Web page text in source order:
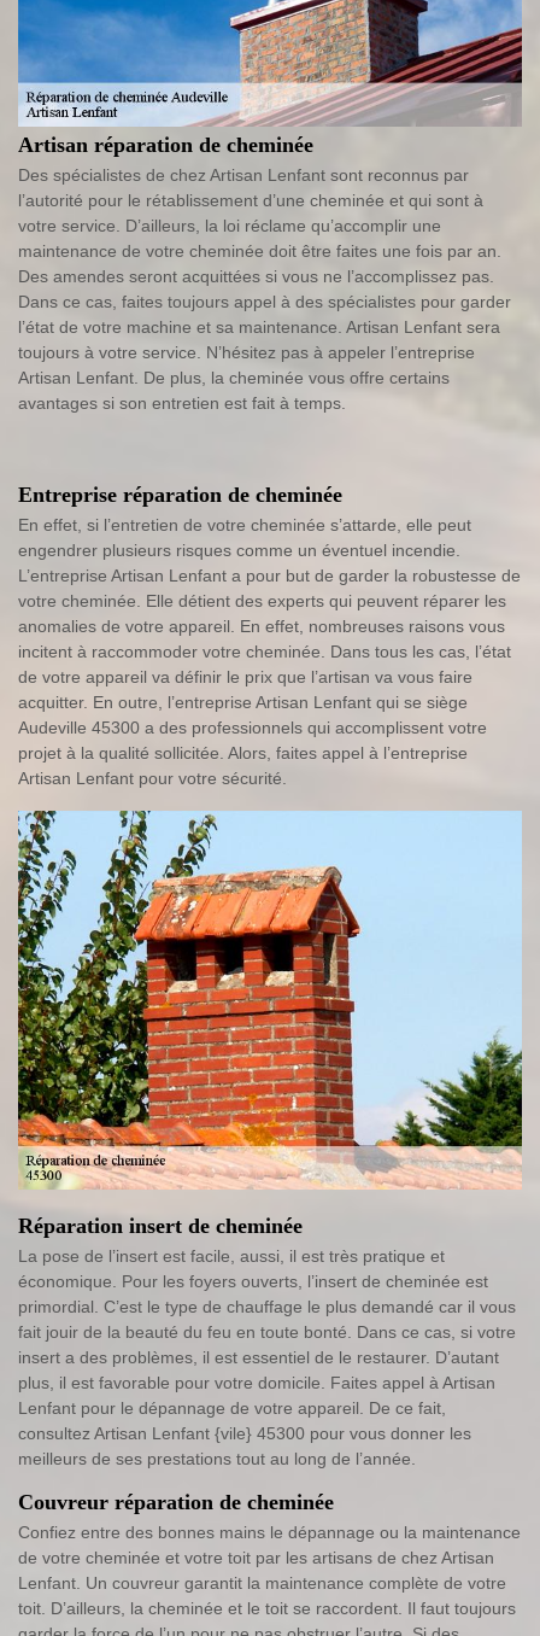
Artisan réparation de cheminée
Des spécialistes de chez Artisan Lenfant sont reconnus par
l’autorité pour le rétablissement d’une cheminée et qui sont à
votre service. D’ailleurs, la loi réclame qu’accomplir une
maintenance de votre cheminée doit être faites une fois par an.
Des amendes seront acquittées si vous ne l’accomplissez pas.
Dans ce cas, faites toujours appel à des spécialistes pour garder
l’état de votre machine et sa maintenance. Artisan Lenfant sera
toujours à votre service. N’hésitez pas à appeler l’entreprise
Artisan Lenfant. De plus, la cheminée vous offre certains
avantages si son entretien est fait à temps.
Entreprise réparation de cheminée
En effet, si l’entretien de votre cheminée s’attarde, elle peut
engendrer plusieurs risques comme un éventuel incendie.
L’entreprise Artisan Lenfant a pour but de garder la robustesse de
votre cheminée. Elle détient des experts qui peuvent réparer les
anomalies de votre appareil. En effet, nombreuses raisons vous
incitent à raccommoder votre cheminée. Dans tous les cas, l’état
de votre appareil va définir le prix que l’artisan va vous faire
acquitter. En outre, l’entreprise Artisan Lenfant qui se siège
Audeville 45300 a des professionnels qui accomplissent votre
projet à la qualité sollicitée. Alors, faites appel à l’entreprise
Artisan Lenfant pour votre sécurité.
Réparation insert de cheminée
La pose de l’insert est facile, aussi, il est très pratique et
économique. Pour les foyers ouverts, l’insert de cheminée est
primordial. C’est le type de chauffage le plus demandé car il vous
fait jouir de la beauté du feu en toute bonté. Dans ce cas, si votre
insert a des problèmes, il est essentiel de le restaurer. D’autant
plus, il est favorable pour votre domicile. Faites appel à Artisan
Lenfant pour le dépannage de votre appareil. De ce fait,
consultez Artisan Lenfant {vile} 45300 pour vous donner les
meilleurs de ses prestations tout au long de l’année.
Couvreur réparation de cheminée
Confiez entre des bonnes mains le dépannage ou la maintenance
de votre cheminée et votre toit par les artisans de chez Artisan
Lenfant. Un couvreur garantit la maintenance complète de votre
toit. D’ailleurs, la cheminée et le toit se raccordent. Il faut toujours